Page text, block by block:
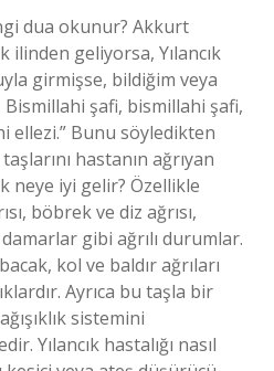
dua okunur? Akkurt
ilinden geliyorsa, Yılancık
girmişse, bildiğim veya
şafi, bismillahi şafi,
ellezi.” Bunu söyledikten
hastanın ağrıyan
neye iyi gelir? Özellikle
böbrek ve diz ağrısı,
gibi ağrılı durumlar.
kol ve baldır ağrıları
Ayrıca bu taşla bir
sistemini
Yılancık hastalığı nasıl